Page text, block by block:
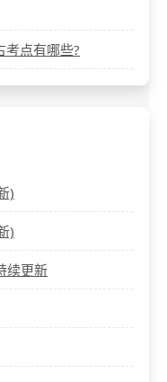
点有哪些?
)
)
续更新